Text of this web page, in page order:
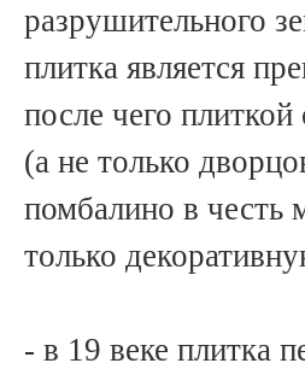
разрушительного
плитка является
после чего
(а не только
помбалино в честь
только
- в 19 веке плитка